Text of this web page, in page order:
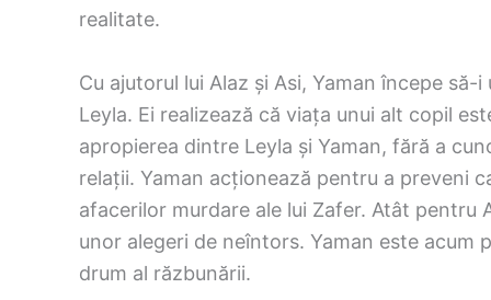
realitate.
Cu ajutorul lui Alaz și Asi, Yaman începe
Leyla. Ei realizează că viața unui alt copil
apropierea dintre Leyla și Yaman, fără a
relații. Yaman acționează pentru a preveni
afacerilor murdare ale lui Zafer. Atât pentru
unor alegeri de neîntors. Yaman este acum
drum al răzbunării.